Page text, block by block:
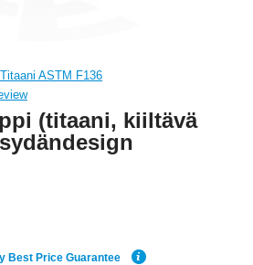
Titaani ASTM F136
(titaani, kiiltävä
Best Price Guarantee